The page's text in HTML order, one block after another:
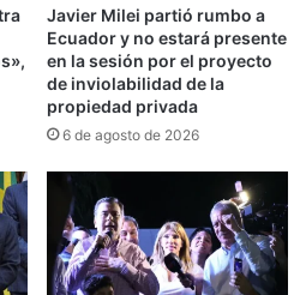
con el dólar en el techo de
con Javier Milei y
y un
apurado del FMI para
inquieta,
se aceleran
vereda y otra.
Javier Milei partió rumbo a
Ecuador y no estará presente
en la sesión por el proyecto
de inviolabilidad de la
propiedad privada
6 de agosto de 2026